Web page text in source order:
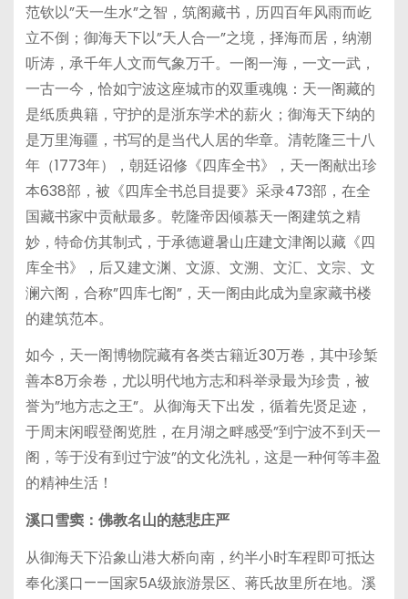
范钦以”天一生水”之智，筑阁藏书，历四百年风雨而屹
立不倒；御海天下以”天人合一”之境，择海而居，纳潮
听涛，承千年人文而气象万千。一阁一海，一文一武，
一古一今，恰如宁波这座城市的双重魂魄：天一阁藏的
是纸质典籍，守护的是浙东学术的薪火；御海天下纳的
是万里海疆，书写的是当代人居的华章。清乾隆三十八
年（1773年），朝廷诏修《四库全书》，天一阁献出珍
本638部，被《四库全书总目提要》采录473部，在全
国藏书家中贡献最多。乾隆帝因倾慕天一阁建筑之精
妙，特命仿其制式，于承德避暑山庄建文津阁以藏《四
库全书》，后又建文渊、文源、文溯、文汇、文宗、文
澜六阁，合称”四库七阁”，天一阁由此成为皇家藏书楼
的建筑范本。
如今，天一阁博物院藏有各类古籍近30万卷，其中珍椠
善本8万余卷，尤以明代地方志和科举录最为珍贵，被
誉为”地方志之王”。从御海天下出发，循着先贤足迹，
于周末闲暇登阁览胜，在月湖之畔感受”到宁波不到天一
阁，等于没有到过宁波”的文化洗礼，这是一种何等丰盈
的精神生活！
溪口雪窦：佛教名山的慈悲庄严
从御海天下沿象山港大桥向南，约半小时车程即可抵达
奉化溪口——国家5A级旅游景区、蒋氏故里所在地。溪